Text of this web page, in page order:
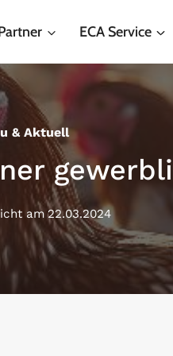
ECA Service
& Aktuell
am22.03.2024